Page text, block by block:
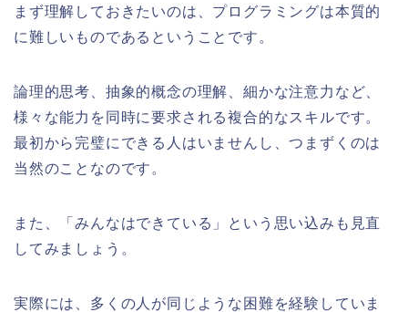
まず理解しておきたいのは、プログラミングは本質的
に難しいものであるということです。
論理的思考、抽象的概念の理解、細かな注意力など、
様々な能力を同時に要求される複合的なスキルです。
最初から完璧にできる人はいませんし、つまずくのは
当然のことなのです。
また、「みんなはできている」という思い込みも見直
してみましょう。
実際には、多くの人が同じような困難を経験していま